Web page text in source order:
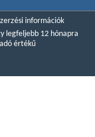
információk
legfeljebb 12 hónapra
értékű